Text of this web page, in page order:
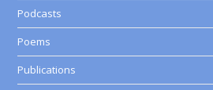
Podcasts
Poems
Publications